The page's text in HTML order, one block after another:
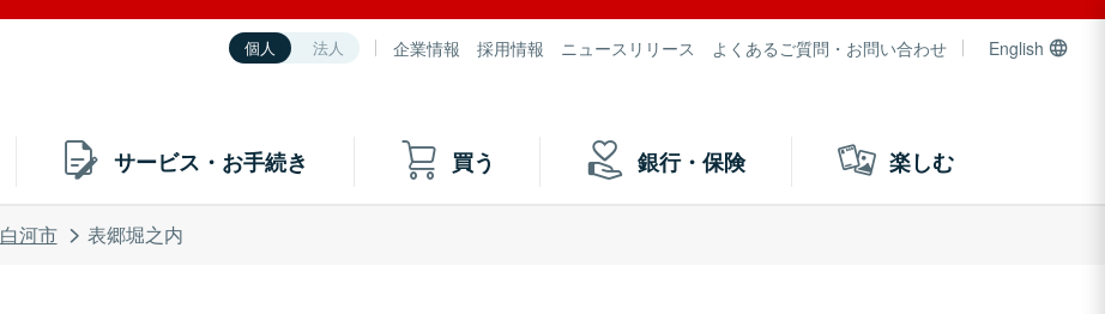
個人 法人 企業情報 採用情報 ニュースリリース よくあるご質問・お問い合わせ English
サービス・お手続き 買う 銀行・保険 楽しむ
白河市 表郷堀之内